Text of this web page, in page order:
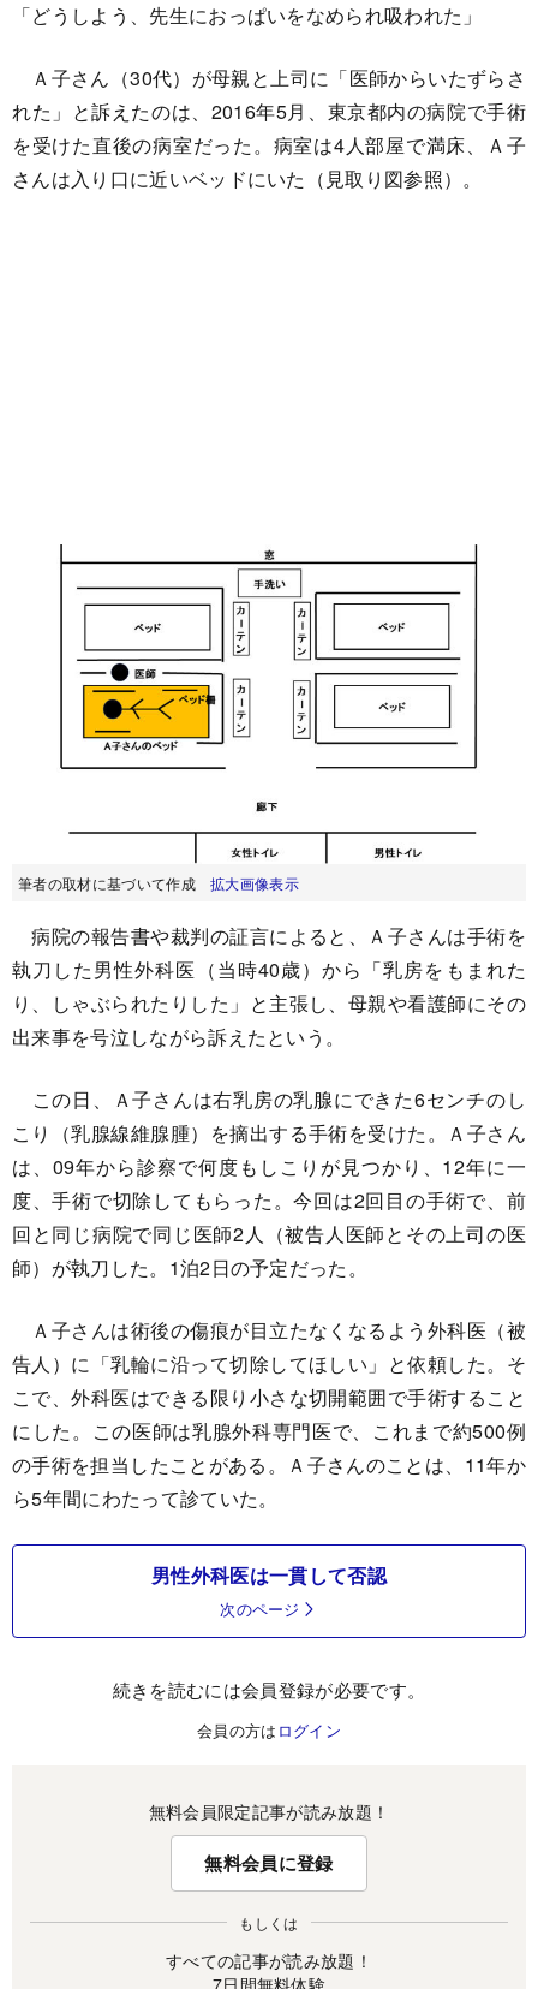
「どうしよう、先生におっぱいをなめられ吸われた」
Ａ子さん（30代）が母親と上司に「医師からいたずらさ
れた」と訴えたのは、2016年5月、東京都内の病院で手術
を受けた直後の病室だった。病室は4人部屋で満床、Ａ子
さんは入り口に近いベッドにいた（見取り図参照）。
筆者の取材に基づいて作成拡大画像表示
病院の報告書や裁判の証言によると、Ａ子さんは手術を
執刀した男性外科医（当時40歳）から「乳房をもまれた
り、しゃぶられたりした」と主張し、母親や看護師にその
出来事を号泣しながら訴えたという。
この日、Ａ子さんは右乳房の乳腺にできた6センチのし
こり（乳腺線維腺腫）を摘出する手術を受けた。Ａ子さん
は、09年から診察で何度もしこりが見つかり、12年に一
度、手術で切除してもらった。今回は2回目の手術で、前
回と同じ病院で同じ医師2人（被告人医師とその上司の医
師）が執刀した。1泊2日の予定だった。
Ａ子さんは術後の傷痕が目立たなくなるよう外科医（被
告人）に「乳輪に沿って切除してほしい」と依頼した。そ
こで、外科医はできる限り小さな切開範囲で手術すること
にした。この医師は乳腺外科専門医で、これまで約500例
の手術を担当したことがある。Ａ子さんのことは、11年か
ら5年間にわたって診ていた。
男性外科医は一貫して否認
次のページ
続きを読むには会員登録が必要です。
会員の方は ログイン
無料会員限定記事が読み放題！
無料会員に登録
もしくは
すべての記事が読み放題！
7日間無料体験